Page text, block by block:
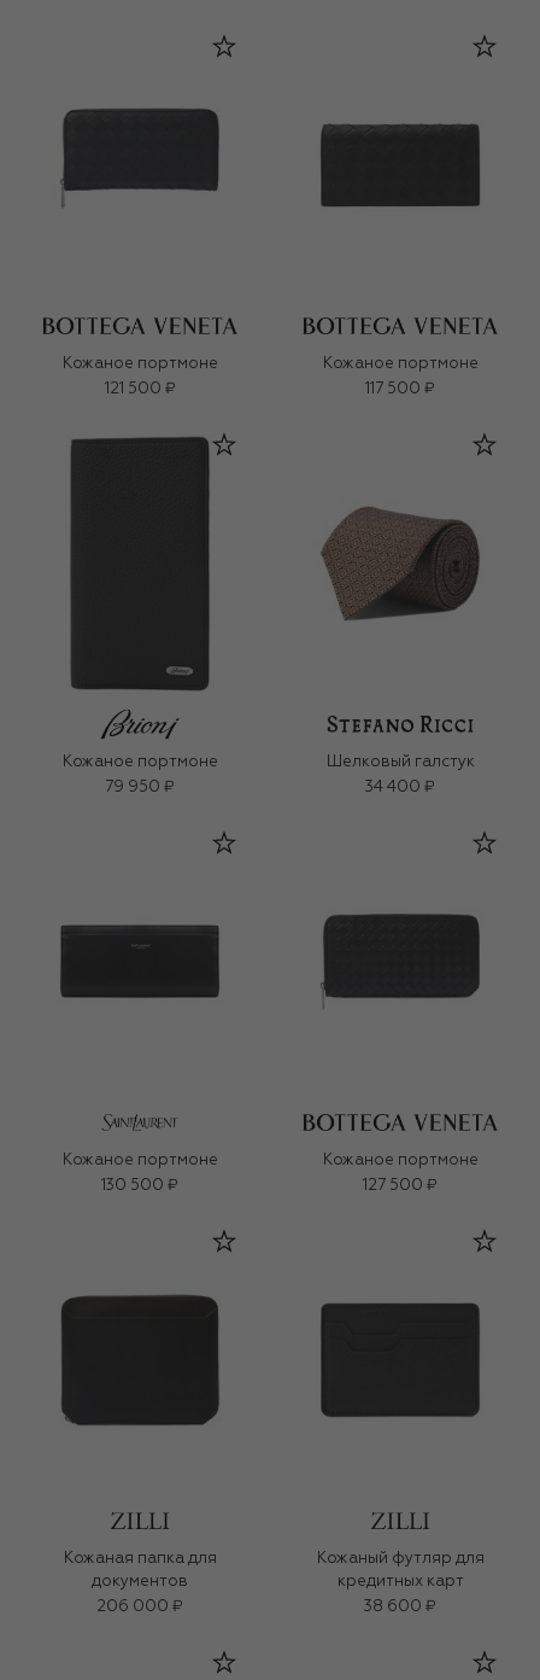
Кожаное портмоне
121 500 ₽
Кожаное портмоне
117 500 ₽
Кожаное портмоне
79 950 ₽
Шелковый галстук
34 400 ₽
Кожаное портмоне
130 500 ₽
Кожаное портмоне
127 500 ₽
Кожаная папка для
документов
206 000 ₽
Кожаный футляр для
кредитных карт
38 600 ₽